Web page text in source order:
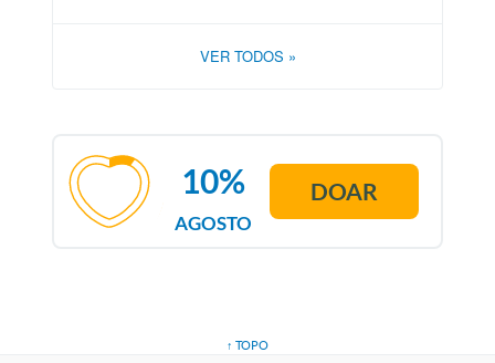
VER TODOS »
AGOSTO
10% DOAR
↑ TOPO